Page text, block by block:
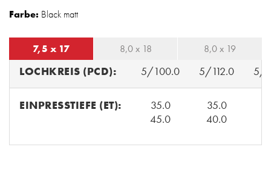
Farbe: Black matt
7,5 x 17 8,0 x 18 8,0 x 19
LOCHKREIS (PCD): 5/100.0 5/112.0 5/
EINPRESSTIEFE (ET):
35.0
45.0
35.0
40.0